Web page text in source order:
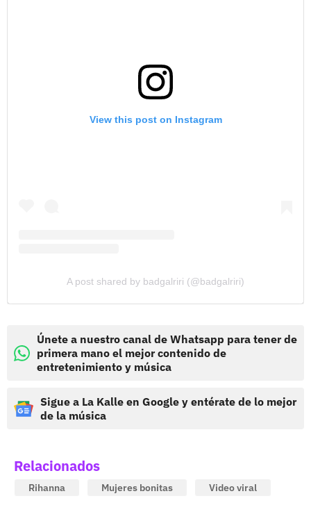
View this post on Instagram
A post shared by badgalriri (@badgalriri)
Únete a nuestro canal de Whatsapp para tener de
primera mano el mejor contenido de
entretenimiento y música
Sigue a La Kalle en Google y entérate de lo mejor
de la música
Relacionados
Rihanna Mujeres bonitas Video viral